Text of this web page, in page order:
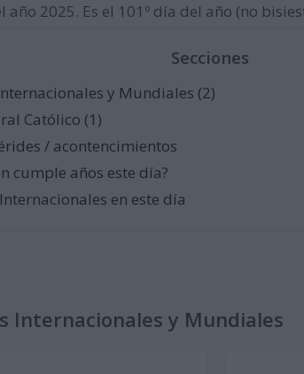
año 2025. Es el 101º día del año (no
Secciones
y Mundiales (2)
Católico (1)
/ acontencimientos
cumple años este día?
en este día
Internacionales y Mundiales